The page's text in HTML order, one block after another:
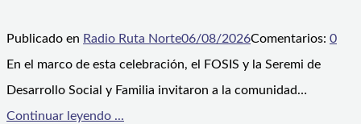
Publicado en Radio Ruta Norte06/08/2026Comentarios: 0
En el marco de esta celebración, el FOSIS y la Seremi de
Desarrollo Social y Familia invitaron a la comunidad…
Continuar leyendo ...